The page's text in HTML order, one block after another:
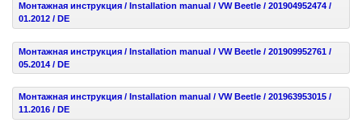
Монтажная инструкция / Installation manual / VW Beetle / 201904952474 /
01.2012 / DE
Монтажная инструкция / Installation manual / VW Beetle / 201909952761 /
05.2014 / DE
Монтажная инструкция / Installation manual / VW Beetle / 201963953015 /
11.2016 / DE